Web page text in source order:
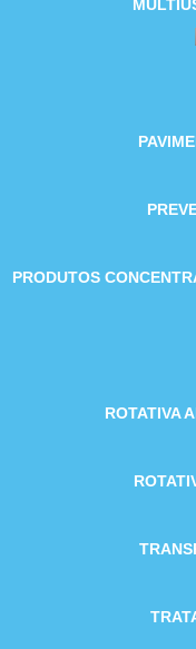
PRODUTOS
ROTATIVA